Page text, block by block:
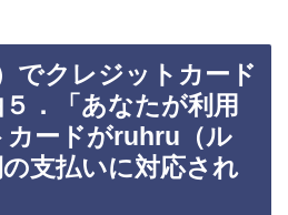
でクレジットカード
．「あなたが利用
カードがruhru（ル
支払いに対応され